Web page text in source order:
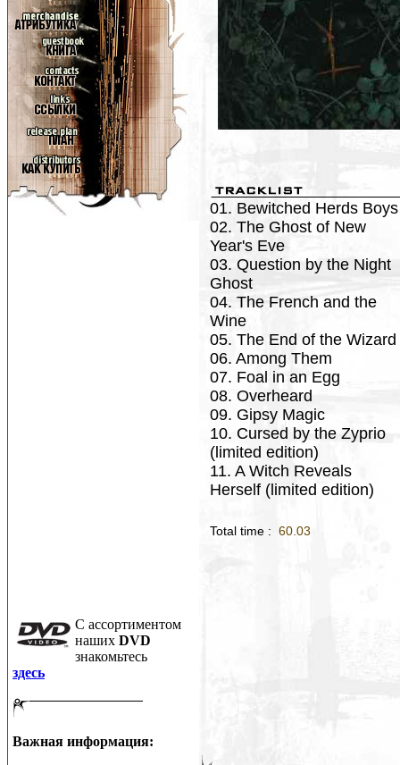
C ассортиментом
наших DVD
знакомьтесь
здесь
Важная информация:
01. Bewitched Herds Boys
02. The Ghost of New
Year's Eve
03. Question by the Night
Ghost
04. The French and the
Wine
05. The End of the Wizard
06. Among Them
07. Foal in an Egg
08. Overheard
09. Gipsy Magic
10. Cursed by the Zyprio
(limited edition)
11. A Witch Reveals
Herself (limited edition)
Total time : 60.03